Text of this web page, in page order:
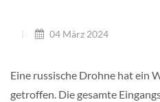
04 März 2024
Eine russische Drohne hat ein
getroffen. Die gesamte